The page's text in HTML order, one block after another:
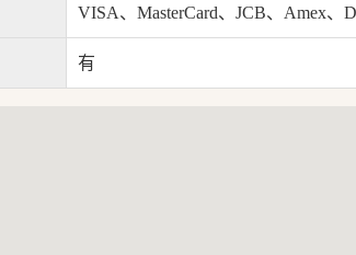
VISA、MasterCard、JCB、Amex、
有